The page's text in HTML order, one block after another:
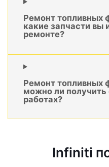
Ремонт топливных
какие запчасти вы
ремонте?
Ремонт топливных
можно ли получить
работах?
Infiniti